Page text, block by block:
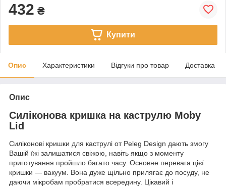
432 ₴
Купити
Опис Характеристики Відгуки про товар Доставка
Опис
Силіконова кришка на каструлю Moby
Lid
Силіконові кришки для каструлі от Peleg Design дають змогу
Вашій їжі залишатися свіжою, навіть якщо з моменту
приготування пройшло багато часу. Основне перевага цієї
кришки — вакуум. Вона дуже щільно прилягає до посуду, не
даючи мікробам пробратися всередину. Цікавий і